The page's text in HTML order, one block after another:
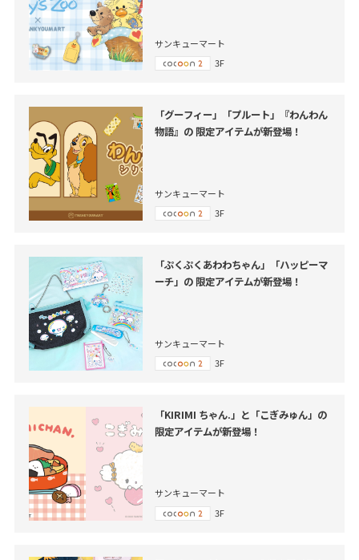
サンキューマート
3F
「グーフィー」「プルート」『わんわん
物語』の 限定アイテムが新登場！
サンキューマート
3F
「ぷくぷくあわわちゃん」「ハッピーマ
ーチ」の 限定アイテムが新登場！
サンキューマート
3F
「KIRIMI ちゃん.」と「こぎみゅん」の
限定アイテムが新登場！
サンキューマート
3F